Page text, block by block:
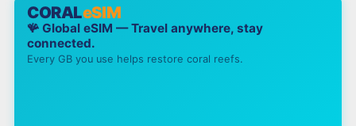
CORALeSIM
🪸 Global eSIM — Travel anywhere, stay
connected.
Every GB you use helps restore coral reefs.